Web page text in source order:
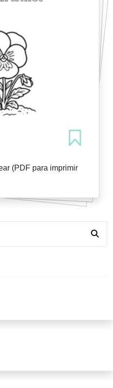
(PDF para imprimir